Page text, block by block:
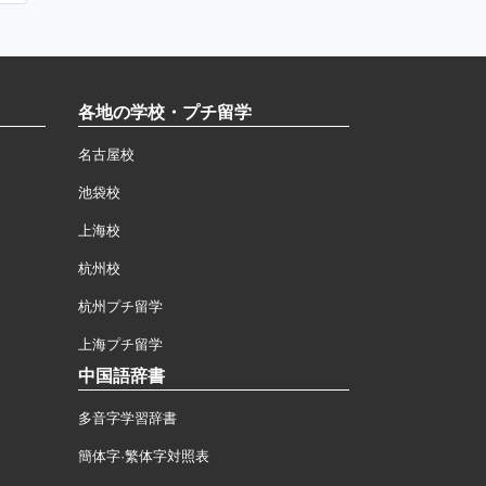
各地の学校・プチ留学
名古屋校
池袋校
上海校
杭州校
杭州プチ留学
上海プチ留学
中国語辞書
多音字学習辞書
簡体字·繁体字対照表